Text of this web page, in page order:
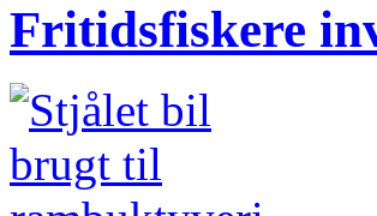
Fritidsfiskere